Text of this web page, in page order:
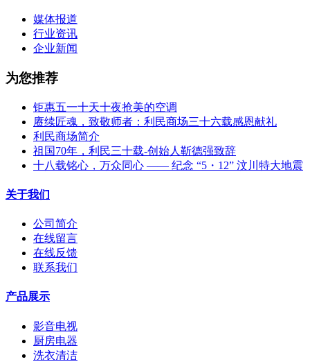
媒体报道
行业资讯
企业新闻
为您推荐
钜惠五一十天十夜抢美的空调
赓续匠魂，致敬师者：利民商场三十六载感恩献礼
利民商场简介
祖国70年，利民三十载-创始人靳德强致辞
十八载铭心，万众同心 —— 纪念 “5・12” 汶川特大地震
关于我们
公司简介
在线留言
在线反馈
联系我们
产品展示
影音电视
厨房电器
洗衣清洁